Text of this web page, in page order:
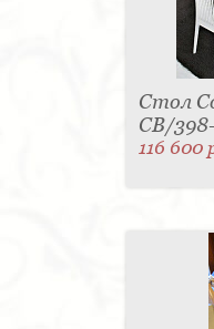
Стол
CB/
116 600